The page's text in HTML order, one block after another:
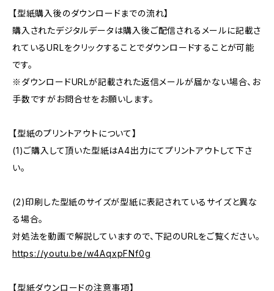
【型紙購入後のダウンロードまでの流れ】
購入されたデジタルデータは購入後ご配信されるメールに記載さ
れているURLをクリックすることでダウンロードすることが可能
です。
※ダウンロードURLが記載された返信メールが届かない場合、お
手数ですがお問合せをお願いします。
【型紙のプリントアウトについて】
(1)ご購入して頂いた型紙はA4出力にてプリントアウトして下さ
い。
(2)印刷した型紙のサイズが型紙に表記されているサイズと異な
る場合。
対処法を動画で解説していますので、下記のURLをご覧ください。
https://youtu.be/w4AqxpFNf0g
【型紙ダウンロードの注意事項】